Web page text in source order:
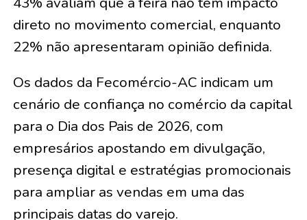
direto no movimento comercial, enquanto
22% não apresentaram opinião definida.
Os dados da Fecomércio-AC indicam um
cenário de confiança no comércio da capital
para o Dia dos Pais de 2026, com
empresários apostando em divulgação,
presença digital e estratégias promocionais
para ampliar as vendas em uma das
principais datas do varejo.